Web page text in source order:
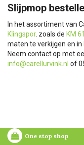
Slijpmop
In het assortiment van
Klingspor. zoals de KM
maten te verkijgen en in
Neem contact op met
info@carellurvink.nl of
One stop shop